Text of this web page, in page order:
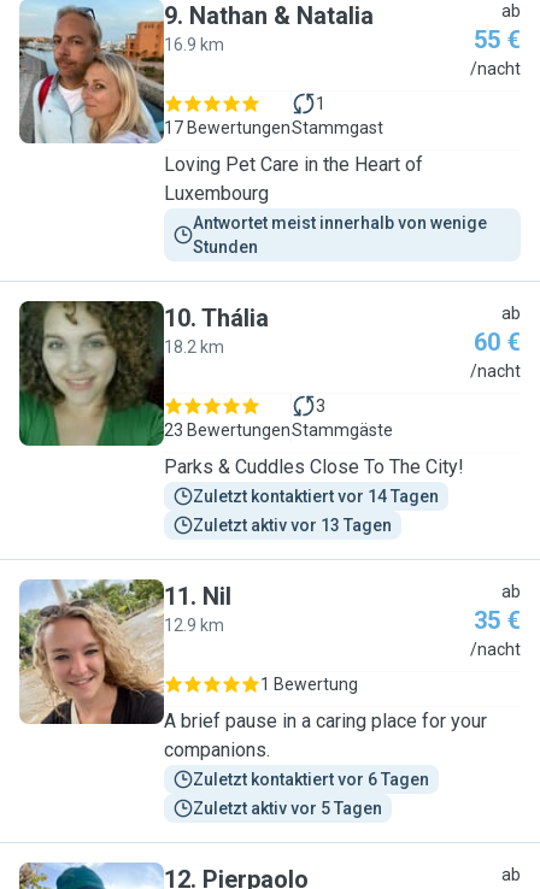
N
9. Nathan & Natalia
16.9 km
ab
55 €
/nacht
17 Bewertungen
1
Stammgast
Loving Pet Care in the Heart of
Luxembourg
Antwortet meist innerhalb von wenige
Stunden
T
10. Thália
18.2 km
ab
60 €
/nacht
23 Bewertungen
3
Stammgäste
Parks & Cuddles Close To The City!
Zuletzt kontaktiert vor 14 Tagen
Zuletzt aktiv vor 13 Tagen
N
11. Nil
12.9 km
ab
35 €
/nacht
1 Bewertung
A brief pause in a caring place for your
companions.
Zuletzt kontaktiert vor 6 Tagen
Zuletzt aktiv vor 5 Tagen
12. Pierpaolo ab